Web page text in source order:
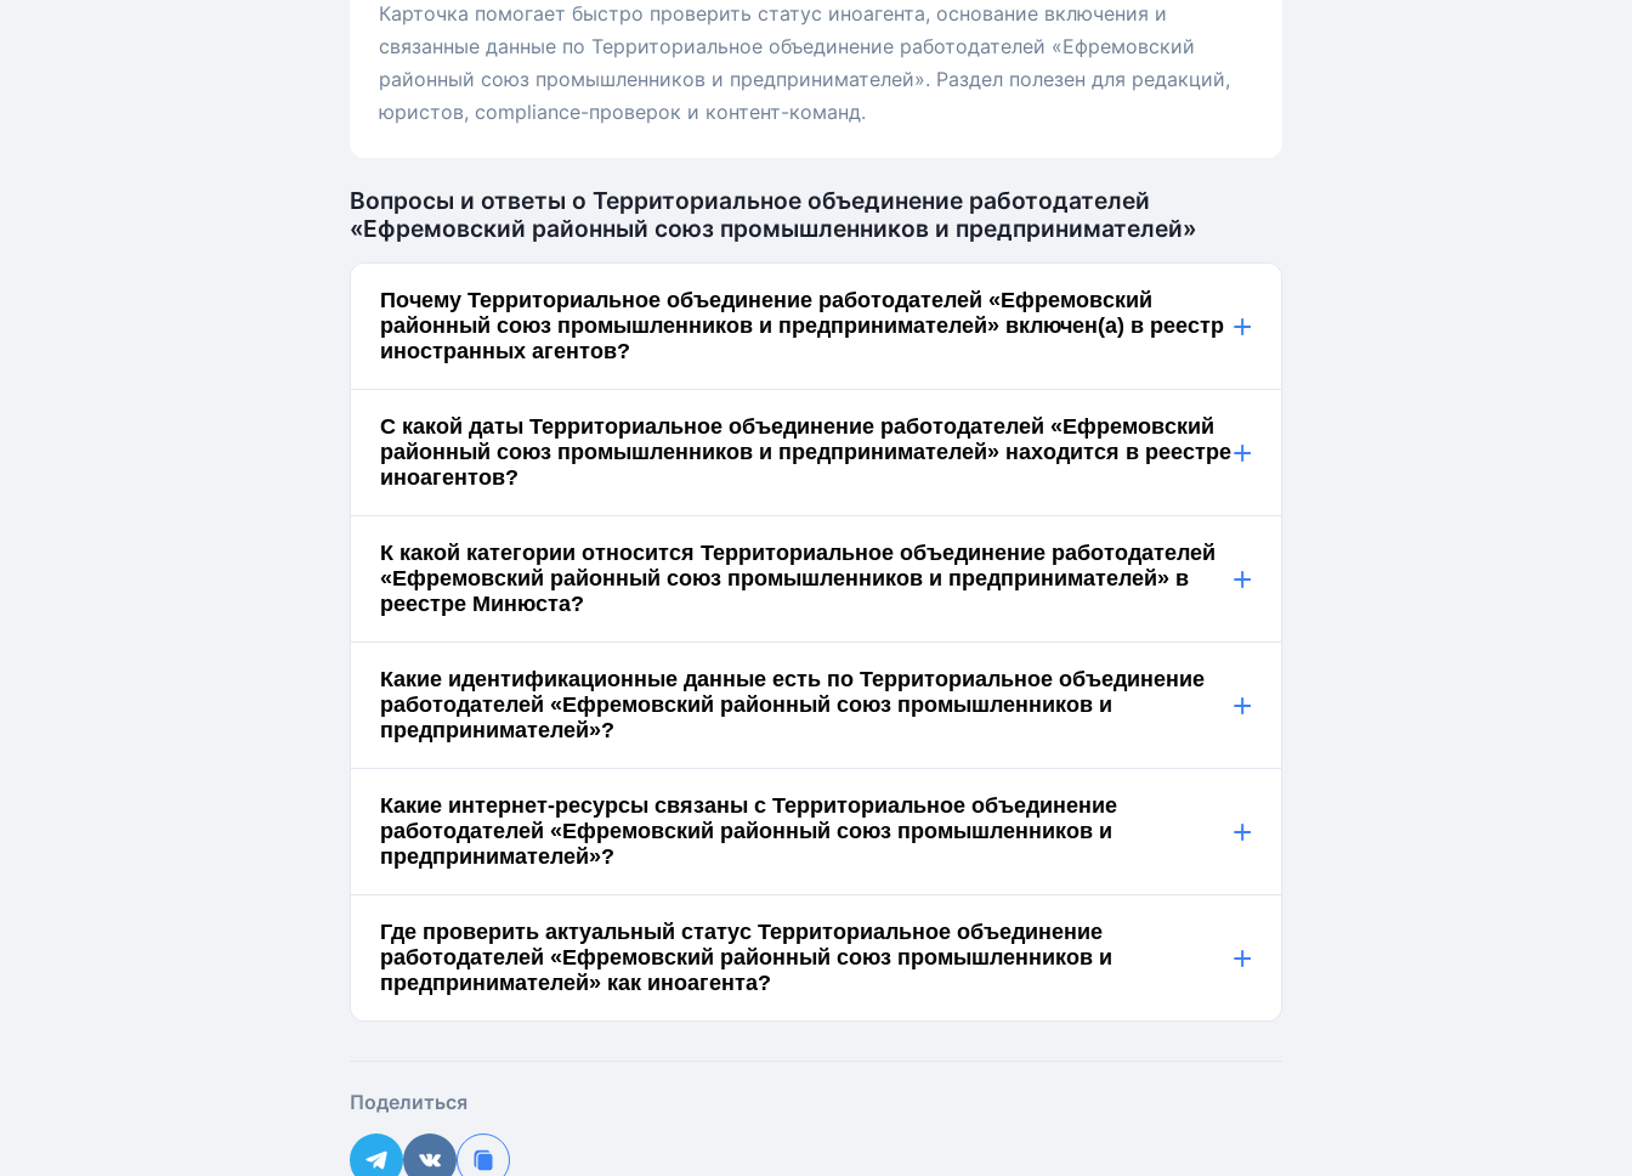
Карточка помогает быстро проверить статус иноагента, основание включения и
связанные данные по Территориальное объединение работодателей «Ефремовский
районный союз промышленников и предпринимателей». Раздел полезен для редакций,
юристов, compliance-проверок и контент-команд.
Вопросы и ответы о Территориальное объединение работодателей
«Ефремовский районный союз промышленников и предпринимателей»
Почему Территориальное объединение работодателей «Ефремовский
районный союз промышленников и предпринимателей» включен(а) в реестр
иностранных агентов?
+
С какой даты Территориальное объединение работодателей «Ефремовский
районный союз промышленников и предпринимателей» находится в реестре
иноагентов?
+
К какой категории относится Территориальное объединение работодателей
«Ефремовский районный союз промышленников и предпринимателей» в
реестре Минюста?
+
Какие идентификационные данные есть по Территориальное объединение
работодателей «Ефремовский районный союз промышленников и
предпринимателей»?
+
Какие интернет-ресурсы связаны с Территориальное объединение
работодателей «Ефремовский районный союз промышленников и
предпринимателей»?
+
Где проверить актуальный статус Территориальное объединение
работодателей «Ефремовский районный союз промышленников и
предпринимателей» как иноагента?
+
Поделиться